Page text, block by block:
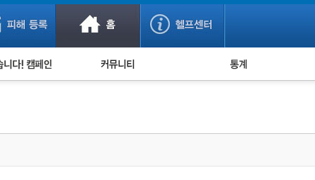
사기 예방했어요! 누적 피해사례 통계